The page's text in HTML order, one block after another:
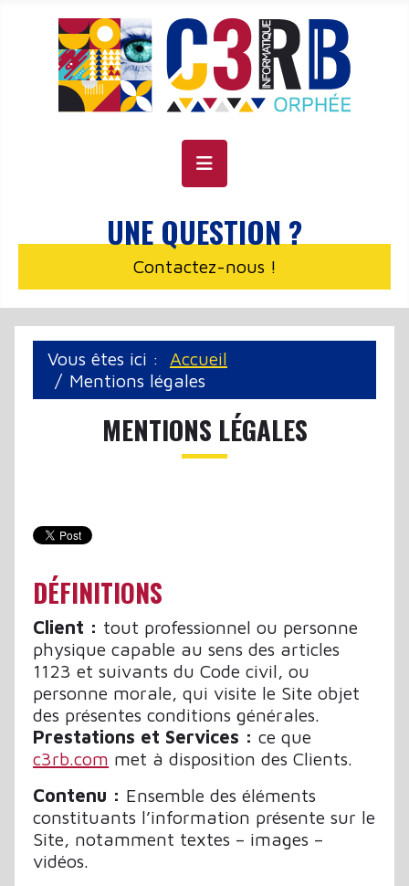
UNE QUESTION ?
Contactez-nous !
Vous êtes ici : Accueil
Mentions légales
MENTIONS LÉGALES
DÉFINITIONS
Client : tout professionnel ou personne
physique capable au sens des articles
1123 et suivants du Code civil, ou
personne morale, qui visite le Site objet
des présentes conditions générales.
Prestations et Services : ce que
c3rb.com met à disposition des Clients.
Contenu : Ensemble des éléments
constituants l’information présente sur le
Site, notamment textes – images –
vidéos.